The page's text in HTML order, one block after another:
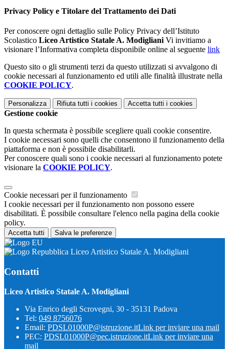
Privacy Policy e Titolare del Trattamento dei Dati
Per conoscere ogni dettaglio sulle Policy Privacy dell’Istituto
Scolastico Liceo Artistico Statale A. ModiglianiVi invitiamo a
visionare l’Informativa completa disponibile online al seguente link
Questo sito o gli strumenti terzi da questo utilizzati si avvalgono di
cookie necessari al funzionamento ed utili alle finalità illustrate nella
COOKIE POLICY.
Personalizza Rifiuta tutti i cookies Accetta tutti i cookies
Gestione cookie
In questa schermata è possibile scegliere quali cookie consentire.
I cookie necessari sono quelli che consentono il funzionamento della
piattaforma e non è possibile disabilitarli.
Per conoscere quali sono i cookie necessari al funzionamento potete
visionare la COOKIE POLICY.
Cookie necessari per il funzionamento
I cookie necessari per il funzionamento non possono essere
disabilitati. È possibile consultare l'elenco nella pagina della cookie
policy.
Accetta tutti Salva le preferenze
Liceo Artistico Statale A. Modigliani
Contatti
Liceo Artistico Statale A. Modigliani
Via Enrico degli Scrovegni, 30 - 35131 Padova
Tel: 049 8756076
Email: PDSL01000P@istruzione.itLink per inviare una mail
PEC: PDSL01000P@pec.istruzione.itLink per inviare una
mail